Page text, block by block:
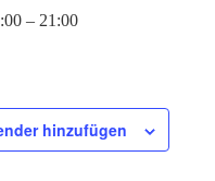
– 21:00
hinzufügen